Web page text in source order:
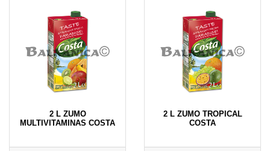
2 L ZUMO
MULTIVITAMINAS COSTA
2 L ZUMO TROPICAL
COSTA